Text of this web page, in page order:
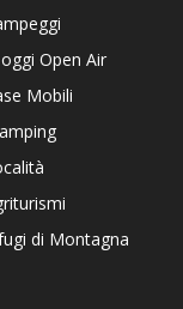
Open Air
Mobili
di Montagna